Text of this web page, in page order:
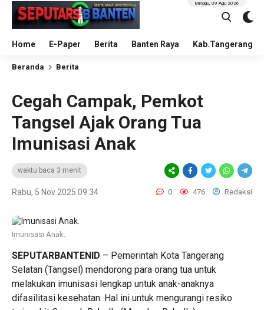
Home E-Paper Berita Banten Raya Kab.Tangerang
Minggu, 09 Agu 2026
Beranda Berita
Cegah Campak, Pemkot
Tangsel Ajak Orang Tua
Imunisasi Anak
waktu baca 3 menit
Rabu, 5 Nov 2025 09:34 0 476 Redaksi
Imunisasi Anak.
SEPUTARBANTENID – Pemerintah Kota Tangerang
Selatan (Tangsel) mendorong para orang tua untuk
melakukan imunisasi lengkap untuk anak-anaknya
difasilitasi kesehatan. Hal ini untuk mengurangi resiko